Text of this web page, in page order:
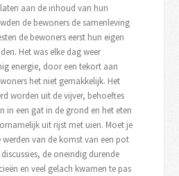
aan de inhoud van hun
de bewoners de samenleving
de bewoners eerst hun eigen
Het was elke dag weer
energie, door een tekort aan
het niet gemakkelijk. Het
worden uit de vijver, behoeftes
in een gat in de grond en het eten
uit rijst met uien. Moet je
van de komst van een pot
de oneindig durende
en veel gelach kwamen te pas